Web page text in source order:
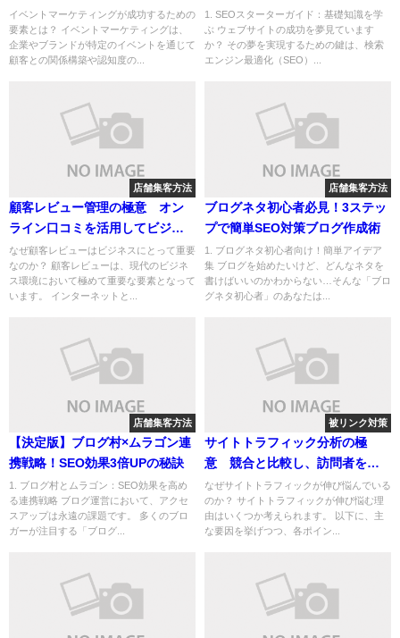
プロモーション、ブランディン
グまでの全て
イベントマーケティングが成功するための
要素とは？ イベントマーケティングは、
企業やブランドが特定のイベントを通じて
顧客との関係構築や認知度の...
(SEO)対策7ステップ
1. SEOスターターガイド：基礎知識を学
ぶ ウェブサイトの成功を夢見ています
か？ その夢を実現するための鍵は、検索
エンジン最適化（SEO）...
店舗集客方法
顧客レビュー管理の極意 オン
ライン口コミを活用してビジネ
スの信頼性を高める戦略
なぜ顧客レビューはビジネスにとって重要
なのか？ 顧客レビューは、現代のビジネ
ス環境において極めて重要な要素となって
います。 インターネットと...
店舗集客方法
ブログネタ初心者必見！3ステッ
プで簡単SEO対策ブログ作成術
1. ブログネタ初心者向け！簡単アイデア
集 ブログを始めたいけど、どんなネタを
書けばいいのかわからない…そんな「ブロ
グネタ初心者」のあなたは...
店舗集客方法
【決定版】ブログ村×ムラゴン連
携戦略！SEO効果3倍UPの秘訣
1. ブログ村とムラゴン：SEO効果を高め
る連携戦略 ブログ運営において、アクセ
スアップは永遠の課題です。 多くのブロ
ガーが注目する「ブログ...
被リンク対策
サイトトラフィック分析の極
意 競合と比較し、訪問者を増
やすための戦略
なぜサイトトラフィックが伸び悩んでいる
のか？ サイトトラフィックが伸び悩む理
由はいくつか考えられます。 以下に、主
な要因を挙げつつ、各ポイン...